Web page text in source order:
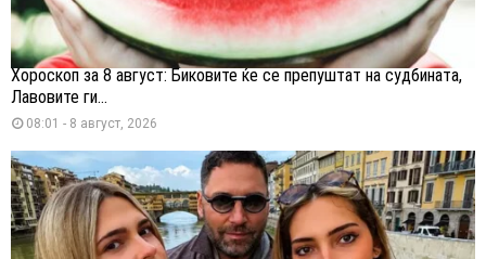
Хороскоп за 8 август: Биковите ќе се препуштат на судбината,
Лавовите ги...
08:01 - 8 август, 2026